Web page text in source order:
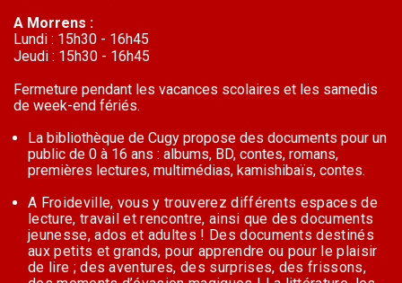
A Morrens :
Lundi : 15h30 - 16h45
Jeudi : 15h30 - 16h45
Fermeture pendant les vacances scolaires et les samedis
de week-end fériés.
La bibliothèque de Cugy propose des documents pour un
public de 0 à 16 ans : albums, BD, contes, romans,
premières lectures, multimédias, kamishibaïs, contes.
A Froideville, vous y trouverez différents espaces de
lecture, travail et rencontre, ainsi que des documents
jeunesse, ados et adultes ! Des documents destinés
aux petits et grands, pour apprendre ou pour le plaisir
de lire ; des aventures, des surprises, des frissons,